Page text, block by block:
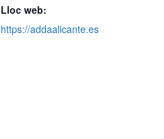
Lloc web:
https://addaalicante.es